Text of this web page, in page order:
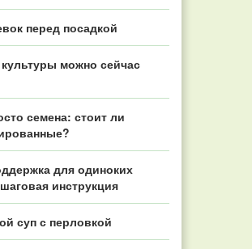
перед посадкой
культуры можно сейчас
семена: стоит ли
для одиноких
инструкция
суп с перловкой